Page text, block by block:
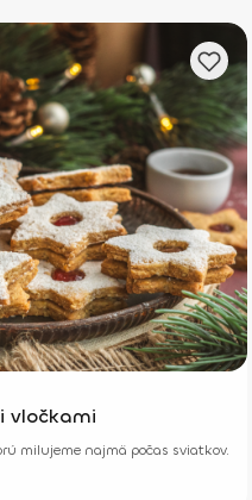
vločkami
milujeme najmä počas sviatkov.